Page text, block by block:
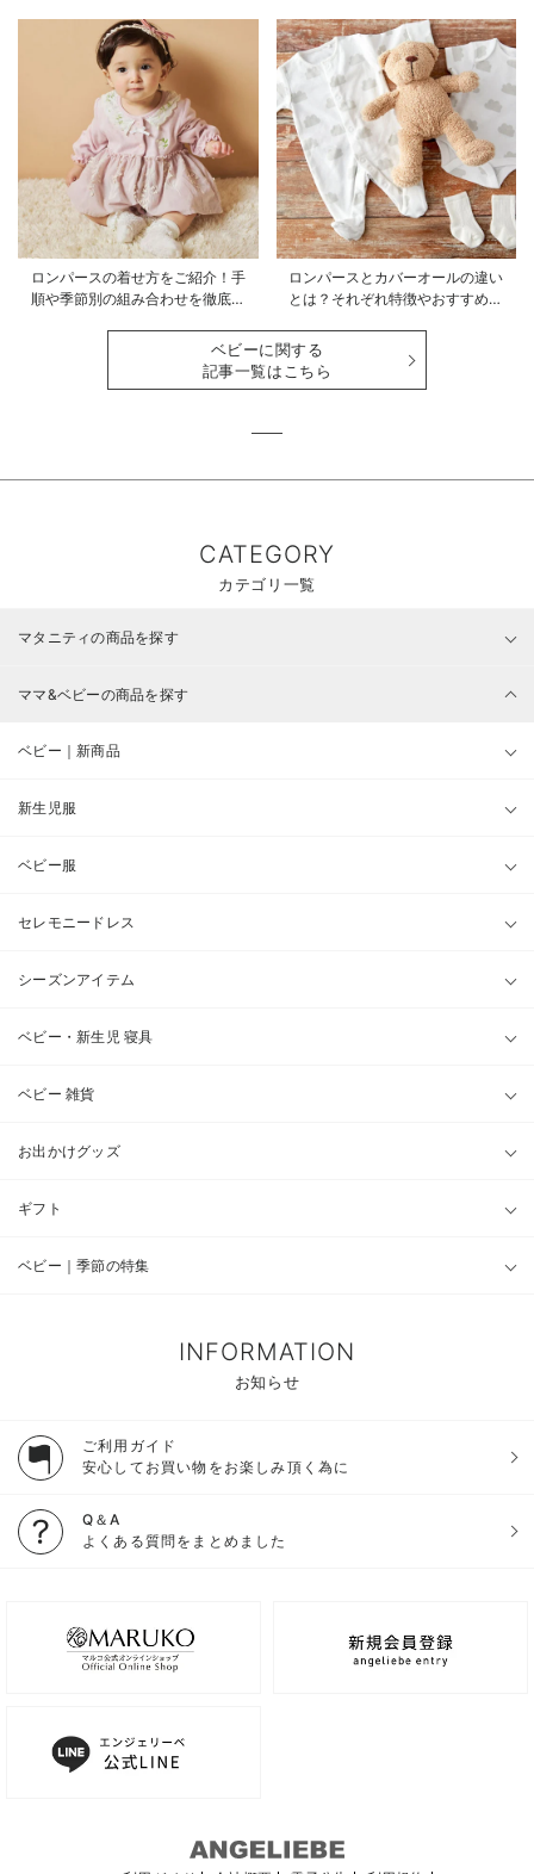
ロンパースの着せ方をご紹介！手
順や季節別の組み合わせを徹底解
ロンパースとカバーオールの違い
とは？それぞれ特徴やおすすめ商
ベビーに関する
記事一覧はこちら
CATEGORY
カテゴリ一覧
マタニティの商品を探す
ママ&ベビーの商品を探す
ベビー｜新商品
新生児服
ベビー服
セレモニードレス
シーズンアイテム
ベビー・新生児 寝具
ベビー 雑貨
お出かけグッズ
ギフト
ベビー｜季節の特集
INFORMATION
お知らせ
ご利用ガイド
安心してお買い物をお楽しみ頂く為に
Q＆A
よくある質問をまとめました